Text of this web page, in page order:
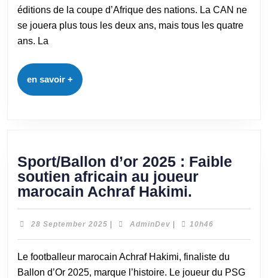
éditions de la coupe d’Afrique des nations. La CAN ne
se jouera plus tous les deux ans, mais tous les quatre
ans. La
en savoir +
Sport/Ballon d’or 2025 : Faible
soutien africain au joueur
marocain Achraf Hakimi.
28 September 2025 AdminDev 10h46
Le footballeur marocain Achraf Hakimi, finaliste du
Ballon d’Or 2025, marque l’histoire. Le joueur du PSG